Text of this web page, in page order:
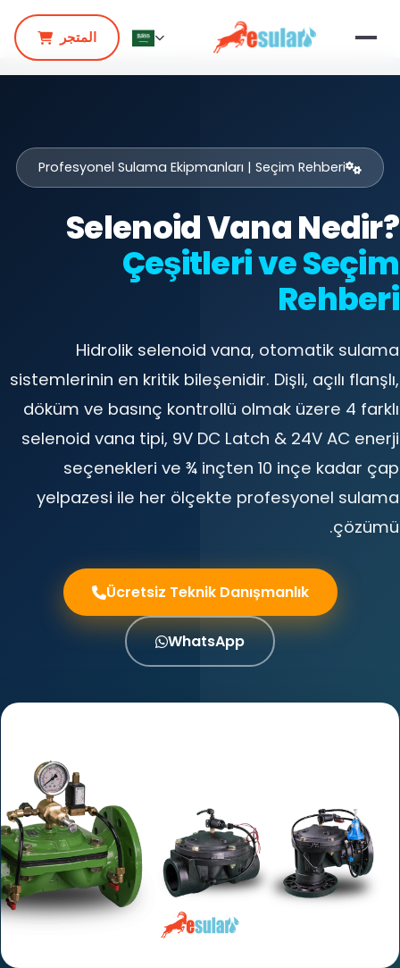
المتجر
Profesyonel Sulama Ekipmanları | Seçim Rehberi
Selenoid Vana Nedir?
Çeşitleri ve Seçim
Rehberi
Hidrolik selenoid vana, otomatik sulama
sistemlerinin en kritik bileşenidir. Dişli, açılı flanşlı,
döküm ve basınç kontrollü olmak üzere 4 farklı
selenoid vana tipi, 9V DC Latch & 24V AC enerji
seçenekleri ve ¾ inçten 10 inçe kadar çap
yelpazesi ile her ölçekte profesyonel sulama
çözümü.
Ücretsiz Teknik Danışmanlık
WhatsApp